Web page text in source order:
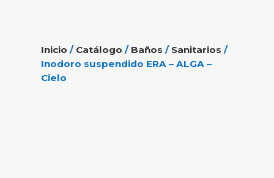
Inicio / Catálogo / Baños / Sanitarios /
Inodoro suspendido ERA – ALGA –
Cielo